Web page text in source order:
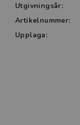
Utgivningsår:
Artikelnummer:
Upplaga: